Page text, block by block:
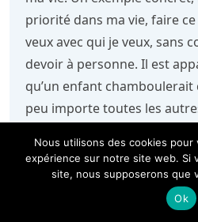
priorité dans ma vie, faire
veux avec qui je veux, sans
devoir à personne. Il est
qu’un enfant
peu importe toutes les
fond de moi que ce n’était
façon de vivre tout
garanti que je ne
Nous utilisons des cookies pour
expérience sur notre site web. Si
site, nous supposerons que
Ok